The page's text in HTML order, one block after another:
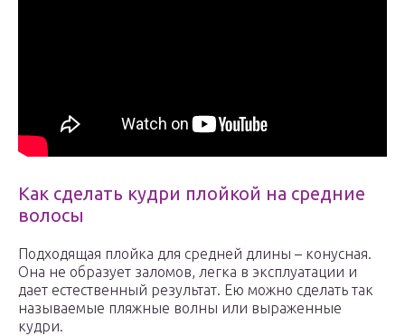
Как сделать кудри плойкой на средние
волосы
Подходящая плойка для средней длины – конусная.
Она не образует заломов, легка в эксплуатации и
дает естественный результат. Ею можно сделать так
называемые пляжные волны или выраженные
кудри.